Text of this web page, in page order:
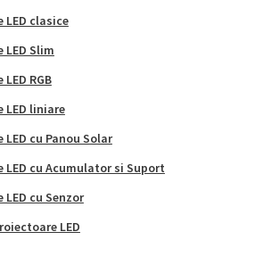
LED clasice
LED Slim
RGB
LED liniare
cu Panou Solar
LED cu Acumulator si Suport
cu Senzor
LED